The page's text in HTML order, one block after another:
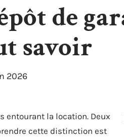
de
savoir
2026
entourant la location. Deux
cette distinction est